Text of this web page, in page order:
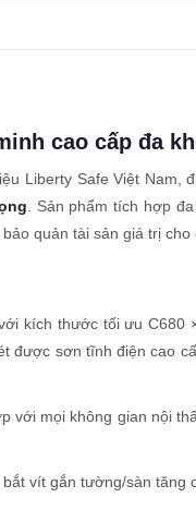
cao cấp đa
Liberty Safe Việt Nam,
. Sản phẩm tích hợp
quản tài sản giá trị
kích thước tối ưu C680
được sơn tĩnh điện cao
với mọi không gian nội
vít gắn tường/sàn tăng